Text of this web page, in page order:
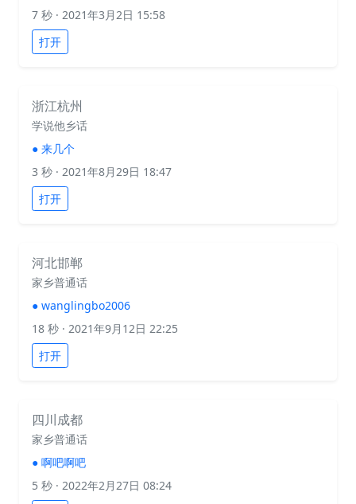
7 秒 · 2021年3月2日 15:58
打开
浙江杭州
学说他乡话
● 来几个
3 秒 · 2021年8月29日 18:47
打开
河北邯郸
家乡普通话
● wanglingbo2006
18 秒 · 2021年9月12日 22:25
打开
四川成都
家乡普通话
● 啊吧啊吧
5 秒 · 2022年2月27日 08:24